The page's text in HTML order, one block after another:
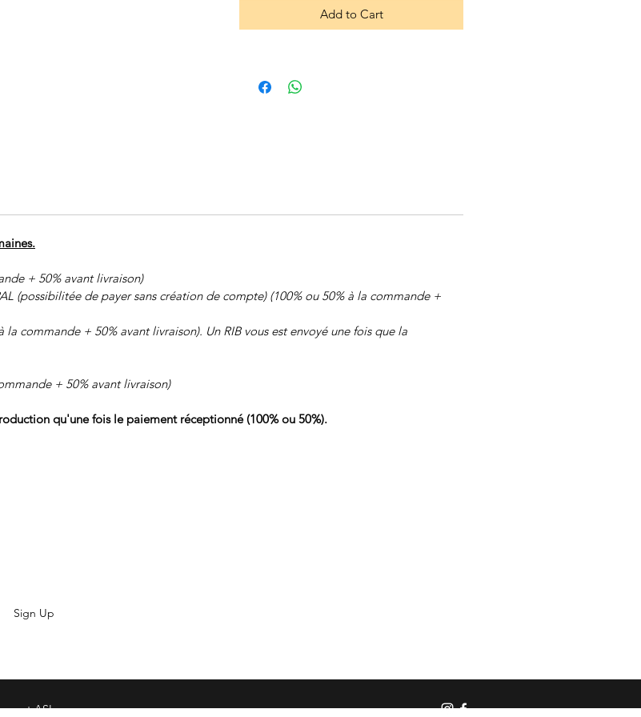
Add to Cart
+ 50% avant livraison)
(possibilitée de payer sans création de compte) (100% ou 50% à la commande +
commande + 50% avant livraison). Un RIB vous est envoyé une fois que la
+ 50% avant livraison)
qu'une fois le paiement réceptionné (100% ou 50%).
Sign Up
ASI